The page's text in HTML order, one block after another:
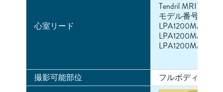
心室リード
Tendril MRI™
モデル番号：
LPA1200M/46
LPA1200M/52
LPA1200M/58
撮影可能部位 フルボディ